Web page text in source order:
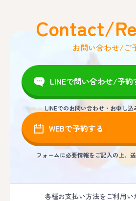
Contact/
お問い合わせ/ご
LINEで問い合わせ/予約
LINEでのお問い合わせ・お申し込
WEBで予約する
フォームに必要情報をご記入の上、
各種お支払い方法をご利用い